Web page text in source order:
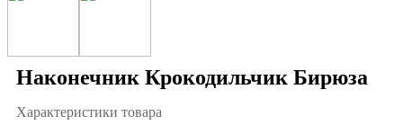
Наконечник Крокодильчик Бирюза
Характеристики товара